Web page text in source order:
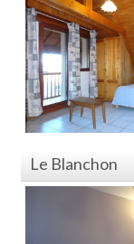
Le Blanchon